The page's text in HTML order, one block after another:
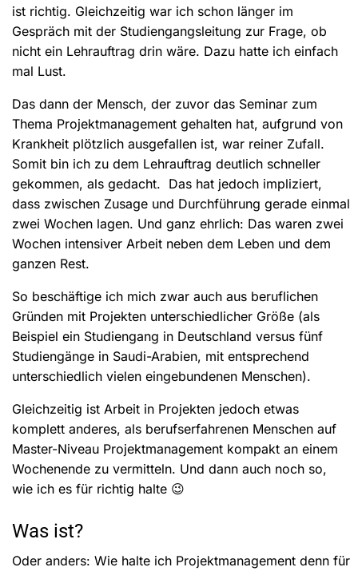
ist richtig. Gleichzeitig war ich schon länger im
Gespräch mit der Studiengangsleitung zur Frage, ob
nicht ein Lehrauftrag drin wäre. Dazu hatte ich einfach
mal Lust.
Das dann der Mensch, der zuvor das Seminar zum
Thema Projektmanagement gehalten hat, aufgrund von
Krankheit plötzlich ausgefallen ist, war reiner Zufall.
Somit bin ich zu dem Lehrauftrag deutlich schneller
gekommen, als gedacht. Das hat jedoch impliziert,
dass zwischen Zusage und Durchführung gerade einmal
zwei Wochen lagen. Und ganz ehrlich: Das waren zwei
Wochen intensiver Arbeit neben dem Leben und dem
ganzen Rest.
So beschäftige ich mich zwar auch aus beruflichen
Gründen mit Projekten unterschiedlicher Größe (als
Beispiel ein Studiengang in Deutschland versus fünf
Studiengänge in Saudi-Arabien, mit entsprechend
unterschiedlich vielen eingebundenen Menschen).
Gleichzeitig ist Arbeit in Projekten jedoch etwas
komplett anderes, als berufserfahrenen Menschen auf
Master-Niveau Projektmanagement kompakt an einem
Wochenende zu vermitteln. Und dann auch noch so,
wie ich es für richtig halte 😉
Was ist?
Oder anders: Wie halte ich Projektmanagement denn für